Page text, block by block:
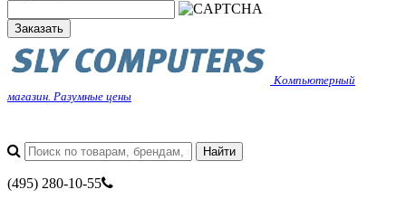
Заказать
Компьютерный
магазин. Разумные цены
(495) 280-10-55